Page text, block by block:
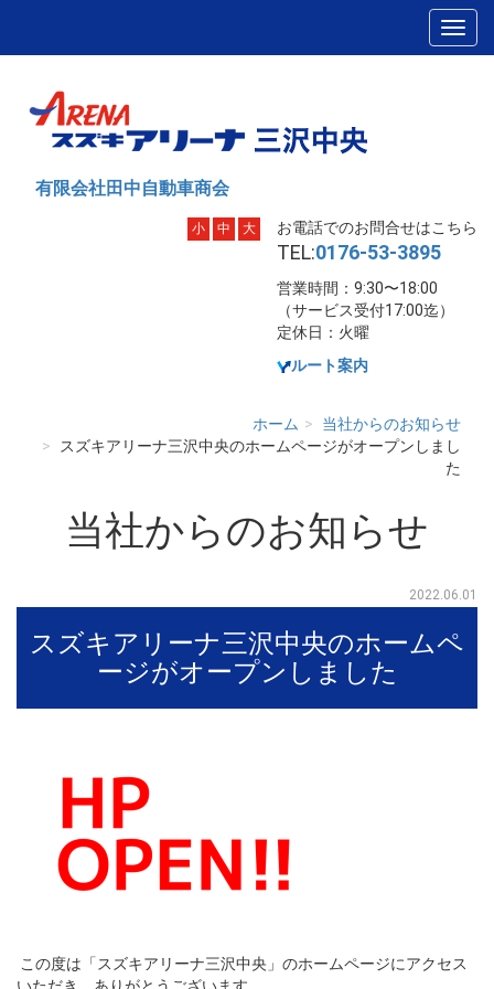
有限会社田中自動車商会
お電話でのお問合せはこちら
TEL:0176-53-3895
営業時間：9:30〜18:00
（サービス受付17:00迄）
定休日：火曜
ルート案内
小 中 大
ホーム
当社からのお知らせ
スズキアリーナ三沢中央のホームページがオープンしまし
た
当社からのお知らせ
2022.06.01
スズキアリーナ三沢中央のホームペ
ージがオープンしました
この度は「スズキアリーナ三沢中央」のホームページにアクセス